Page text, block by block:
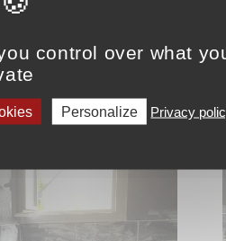
control over what
Personalize Privacy